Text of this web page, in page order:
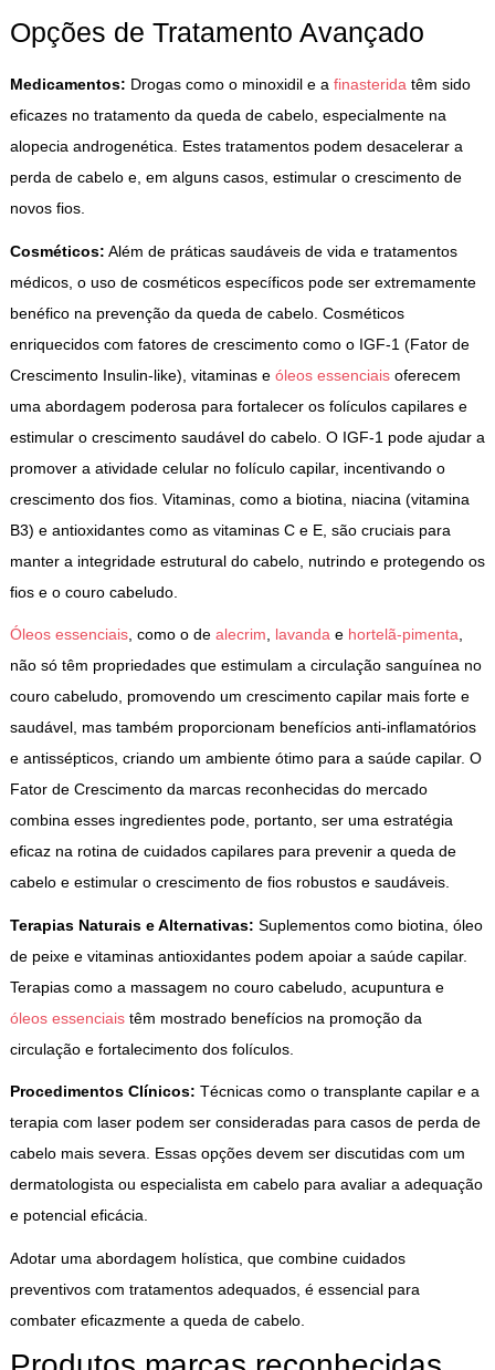
Opções de Tratamento Avançado
Medicamentos: Drogas como o minoxidile a finasteridatêm sido
eficazes no tratamento da queda de cabelo, especialmente na
alopecia androgenética. Estes tratamentos podem desacelerar a
perda de cabelo e, em alguns casos, estimular o crescimento de
novos fios.
Cosméticos: Além de práticas saudáveis de vida e tratamentos
médicos, o uso de cosméticos específicos pode ser extremamente
benéfico na prevenção da queda de cabelo. Cosméticos
enriquecidos com fatores de crescimento como o IGF-1 (Fator de
Crescimento Insulin-like), vitaminas e óleos essenciaisoferecem
uma abordagem poderosa para fortalecer os folículos capilares e
estimular o crescimento saudável do cabelo. O IGF-1 pode ajudar a
promover a atividade celular no folículo capilar, incentivando o
crescimento dos fios. Vitaminas, como a biotina, niacina (vitamina
B3) e antioxidantes como as vitaminas C e E, são cruciais para
manter a integridade estrutural do cabelo, nutrindo e protegendo os
fios e o couro cabeludo.
Óleos essenciais, como o de alecrim, lavandae hortelã-pimenta,
não só têm propriedades que estimulam a circulação sanguínea no
couro cabeludo, promovendo um crescimento capilar mais forte e
saudável, mas também proporcionam benefícios anti-inflamatórios
e antissépticos, criando um ambiente ótimo para a saúde capilar. O
Fator de Crescimento da marcas reconhecidas do mercado
combina esses ingredientes pode, portanto, ser uma estratégia
eficaz na rotina de cuidados capilares para prevenir a queda de
cabelo e estimular o crescimento de fios robustos e saudáveis.
Terapias Naturais e Alternativas: Suplementos como biotina , óleo
de peixe e vitaminas antioxidantes podem apoiar a saúde capilar.
Terapias como a massagem no couro cabeludo, acupuntura e
óleos essenciaistêm mostrado benefícios na promoção da
circulação e fortalecimento dos folículos.
Procedimentos Clínicos: Técnicas como o transplante capilar e a
terapia com laser podem ser consideradas para casos de perda de
cabelo mais severa. Essas opções devem ser discutidas com um
dermatologista ou especialista em cabelo para avaliar a adequação
e potencial eficácia.
Adotar uma abordagem holística, que combine cuidados
preventivos com tratamentos adequados, é essencial para
combater eficazmente a queda de cabelo.